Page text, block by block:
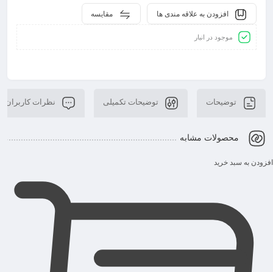
مقایسه افزودن به علاقه مندی ها
موجود در انبار
توضیحات توضیحات تکمیلی نظرات کاربران
محصولات مشابه
افزودن به سبد خرید